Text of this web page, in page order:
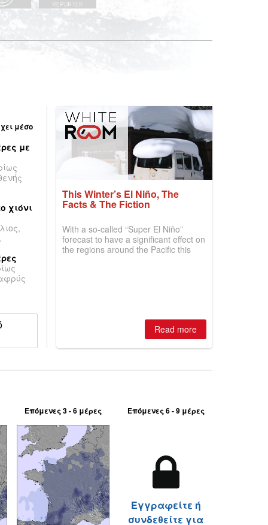
μέσο
με
χιόνι
This Winter’s El Niño, The
Facts & The Fiction
With a so-called “Super El Niño”
forecast to have a significant effect on
the regions around the Pacific this
Read more
Επόμενες 3 - 6 μέρες Επόμενες 6 - 9 μέρες
Εγγραφείτε ή
συνδεθείτε για